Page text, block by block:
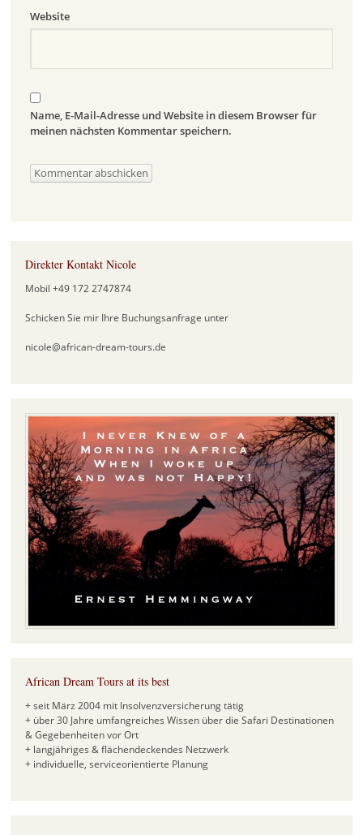
Website
Name, E-Mail-Adresse und Website in diesem Browser für
meinen nächsten Kommentar speichern.
Direkter Kontakt Nicole
Mobil +49 172 2747874
Schicken Sie mir Ihre Buchungsanfrage unter
nicole@african-dream-tours.de
African Dream Tours at its best
+ seit März 2004 mit Insolvenzversicherung tätig
+ über 30 Jahre umfangreiches Wissen über die Safari Destinationen
& Gegebenheiten vor Ort
+ langjähriges & flächendeckendes Netzwerk
+ individuelle, serviceorientierte Planung